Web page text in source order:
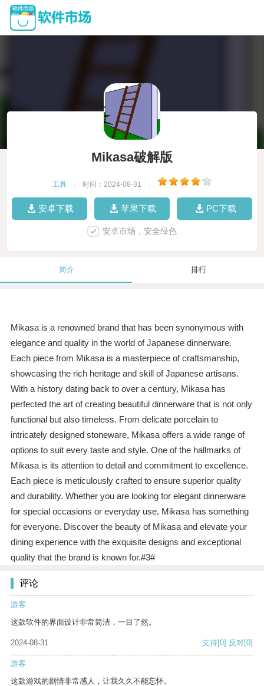
Mikasa破解版
工具 时间：2024-08-31
安卓下载 苹果下载 PC下载
安卓市场，安全绿色
简介 排行
Mikasa is a renowned brand that has been synonymous with
elegance and quality in the world of Japanese dinnerware.
Each piece from Mikasa is a masterpiece of craftsmanship,
showcasing the rich heritage and skill of Japanese artisans.
With a history dating back to over a century, Mikasa has
perfected the art of creating beautiful dinnerware that is not only
functional but also timeless. From delicate porcelain to
intricately designed stoneware, Mikasa offers a wide range of
options to suit every taste and style. One of the hallmarks of
Mikasa is its attention to detail and commitment to excellence.
Each piece is meticulously crafted to ensure superior quality
and durability. Whether you are looking for elegant dinnerware
for special occasions or everyday use, Mikasa has something
for everyone. Discover the beauty of Mikasa and elevate your
dining experience with the exquisite designs and exceptional
quality that the brand is known for.#3#
评论
游客
这款软件的界面设计非常简洁，一目了然。
2024-08-31 支持[0] 反对[0]
游客
这款游戏的剧情非常感人，让我久久不能忘怀。